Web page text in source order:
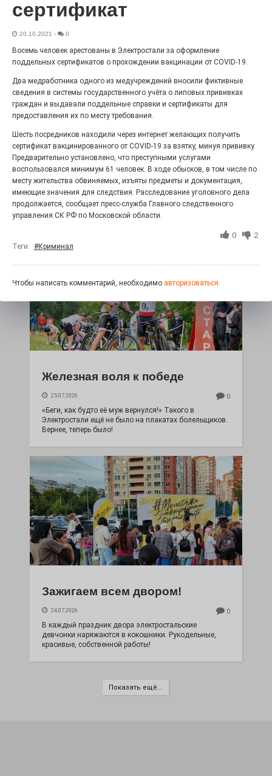
«С ними дядька Черномор»
Юбилейным курсом
26.07.2026 0
Гордость за ордена! Заводская улица Горького
меняет облик.
Железная воля к победе
25.07.2026 0
«Беги, как будто её муж вернулся!» Такого в
Электростали ещё не было на плакатах болельщиков.
Вернее, теперь было!
Зажигаем всем двором!
24.07.2026 0
В каждый праздник двора электростальские
девчонки наряжаются в кокошники. Рукодельные,
красивые, собственной работы!
Показать ещё...
сертификат
20.10.2021 - 0
Восемь человек арестованы в Электростали за оформление
поддельных сертификатов о прохождении вакцинации от COVID-19.
Два медработника одного из медучреждений вносили фиктивные
сведения в системы государственного учёта о липовых прививках
граждан и выдавали поддельные справки и сертификаты для
предоставления их по месту требования.
Шесть посредников находили через интернет желающих получить
сертификат вакцинированного от COVID-19 за взятку, минуя прививку.
Предварительно установлено, что преступными услугами
воспользовался минимум 61 человек. В ходе обысков, в том числе по
месту жительства обвиняемых, изъяты предметы и документация,
имеющие значения для следствия. Расследование уголовного дела
продолжается, сообщает пресс-служба Главного следственного
управления СК РФ по Московской области.
0 2
Теги: #Криминал
Чтобы написать комментарий, необходимо авторизоваться.